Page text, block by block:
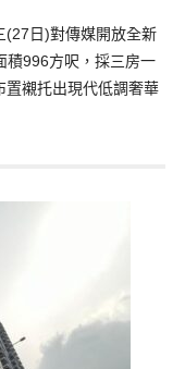
日)對傳媒開放全新
積996方呎，採三房一
置襯托出現代低調奢華